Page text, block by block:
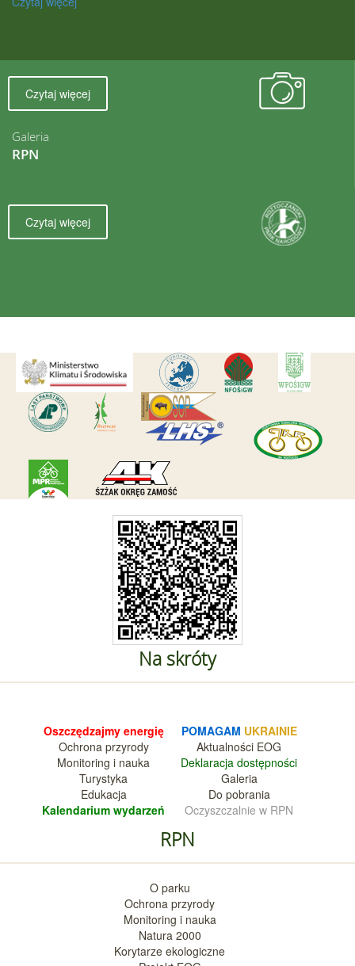
Galeria
RPN
Czytaj więcej
Czytaj więcej
Na skróty
Oszczędzajmy energię
Ochrona przyrody
Monitoring i nauka
Turystyka
Edukacja
Kalendarium wydarzeń
POMAGAM UKRAINIE
Aktualności EOG
Deklaracja dostępności
Galeria
Do pobrania
Oczyszczalnie w RPN
RPN
O parku
Ochrona przyrody
Monitoring i nauka
Natura 2000
Korytarze ekologiczne